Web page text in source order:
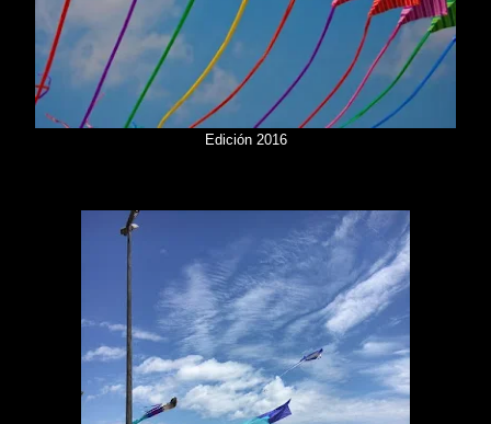
Edición 2016